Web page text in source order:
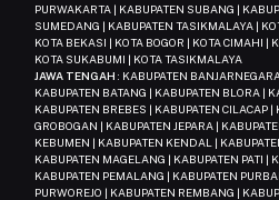
PURWAKARTA | KABUPATEN SUBANG |
SUMEDANG | KABUPATEN TASIKMALAYA |
KOTA BEKASI | KOTA BOGOR | KOTA CIMAHI |
KOTA SUKABUMI | KOTA TASIKMALAYA
JAWA TENGAH : KABUPATEN
KABUPATEN BATANG | KABUPATEN BLORA |
KABUPATEN BREBES | KABUPATEN CILACAP
GROBOGAN | KABUPATEN JEPARA |
KEBUMEN | KABUPATEN KENDAL |
KABUPATEN MAGELANG | KABUPATEN PATI |
KABUPATEN PEMALANG | KABUPATEN
PURWOREJO | KABUPATEN REMBANG |